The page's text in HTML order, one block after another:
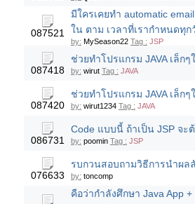
087521
มีใครเคยทำ automatic
ใน ตาม เวลาที่เรากำหนดทุก
by: MySeason22 Tag : JSP
087418
ช่วยทำโปรแกรม JAVA เล็
by: wirut Tag : JAVA
087420
ช่วยทำโปรแกรม JAVA เล็
by: wirut1234 Tag : JAVA
086731
Code แบบนี้ ถ้าเป็น JSP จ
by: poomin Tag : JSP
076633
รบกวนสอบถามวิธีการนำผล
by: toncomp
คือว่ากำลังศึกษา Java App